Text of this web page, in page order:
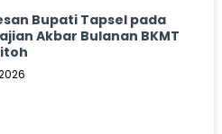
Bupati Tapsel pada
Akbar Bulanan BKMT